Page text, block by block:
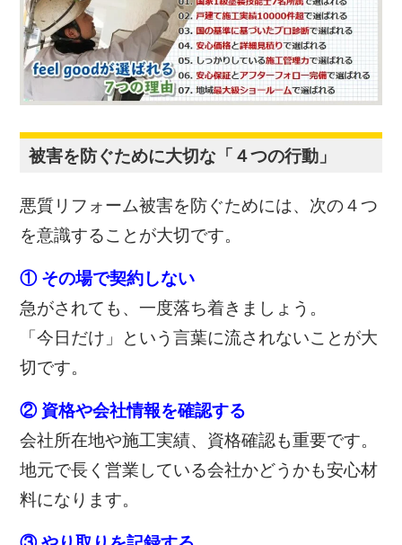
被害を防ぐために大切な「４つの行動」
悪質リフォーム被害を防ぐためには、次の４つ
を意識することが大切です。
① その場で契約しない
急がされても、一度落ち着きましょう。
「今日だけ」という言葉に流されないことが大
切です。
② 資格や会社情報を確認する
会社所在地や施工実績、資格確認も重要です。
地元で長く営業している会社かどうかも安心材
料になります。